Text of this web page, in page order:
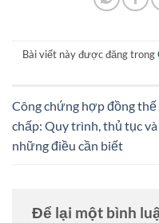
Bài viết này được đăng trong
Công chứng hợp đồng thế
chấp: Quy trình, thủ tục và
những điều cần biết
Để lại một bình